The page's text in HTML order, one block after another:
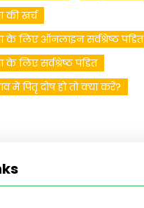
की खर्च
के लिए ऑनलाइन सर्वश्रेष्ठ पंडित
के लिए सर्वश्रेष्ठ पंडित
में पितृ दोष हो तो क्या करें?